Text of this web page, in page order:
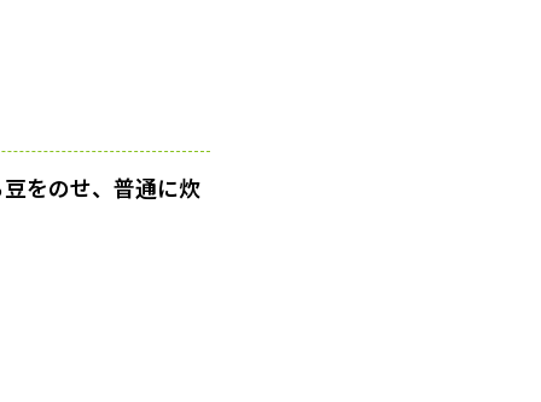
をのせ、普通に炊